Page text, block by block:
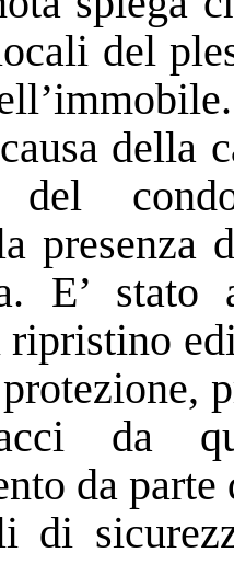
del
della
del
presenza
E’ stato
da
da
di